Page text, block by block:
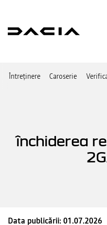
Întreținere Caroserie
închiderea
Data publicării: 01.07.2026